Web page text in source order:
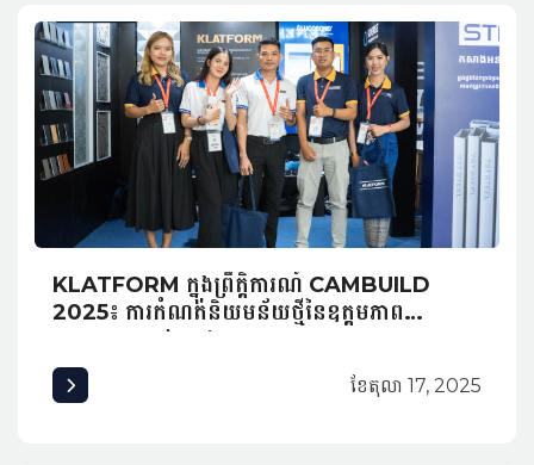
KLATFORM ក្នុងព្រឹត្តិការណ៍ CAMBUILD
2025៖ ការកំណត់និយមន័យថ្មីនៃឧត្តមភាព
ស្ថាបត្យកម្មនៅកម្ពុជា
ខែ​តុលា 17, 2025